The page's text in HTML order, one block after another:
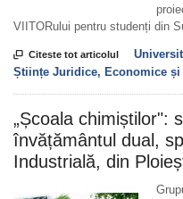
VIITORului pentru studenți din
 Citeste tot articolul
Științe Juridice, Economice
„Școala chimiștilor":
învățământul dual,
Industrială, din